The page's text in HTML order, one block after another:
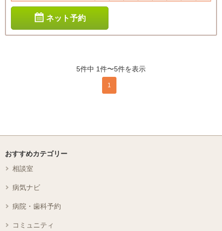
ネット予約
5件中 1件〜5件を表示
1
おすすめカテゴリー
相談室
病気ナビ
病院・歯科予約
コミュニティ